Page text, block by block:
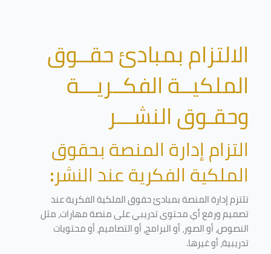
الالتزام بمبادئ حقــوق
الملكيــة الفكــريـــة
وحقـوق النشـــر
التزام إدارة المنصة بحقوق
الملكية الفكرية عند النشر:
تلتزم إدارة المنصة بمبادئ حقوق الملكية الفكرية عند
تصميم ورفع أي محتوى تدريبي على منصة مهارات، مثل
النصوص، أو الصور، أو البرامج، أو التصاميم، أو محتويات
تدريبية، أو غيرها.